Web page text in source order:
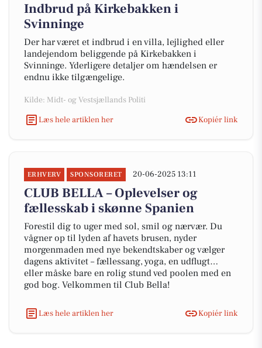
Indbrud på Kirkebakken i
Svinninge
Der har været et indbrud i en villa, lejlighed eller
landejendom beliggende på Kirkebakken i
Svinninge. Yderligere detaljer om hændelsen er
endnu ikke tilgængelige.
Kilde: Midt- og Vestsjællands Politi
Læs hele artiklen her
Kopiér link
ERHVERV SPONSORERET 20-06-2025 13:11
CLUB BELLA – Oplevelser og
fællesskab i skønne Spanien
Forestil dig to uger med sol, smil og nærvær. Du
vågner op til lyden af havets brusen, nyder
morgenmaden med nye bekendtskaber og vælger
dagens aktivitet – fællessang, yoga, en udflugt…
eller måske bare en rolig stund ved poolen med en
god bog. Velkommen til Club Bella!
Læs hele artiklen her Kopiér link